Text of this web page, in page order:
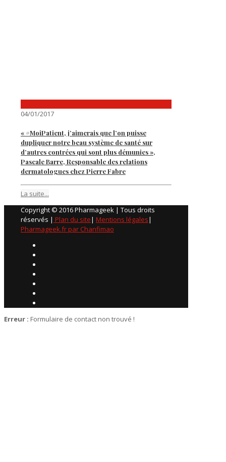
04/01/2017
« #MoiPatient, j’aimerais que l’on puisse
dupliquer notre beau système de santé sur
d’autres contrées qui sont plus démunies »,
Pascale Barre, Responsable des relations
dermatologues chez Pierre Fabre
La suite...
Copyright © 2016 Pharmageek | Tous droits
réservés | Plan du site| Mentions légales|
Pharmageek.fr par Chanfimao
Erreur : Formulaire de contact non trouvé !